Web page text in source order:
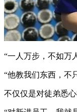
“一人万步，不如万
“他教我们东西，不
不仅仅是对徒弟悉